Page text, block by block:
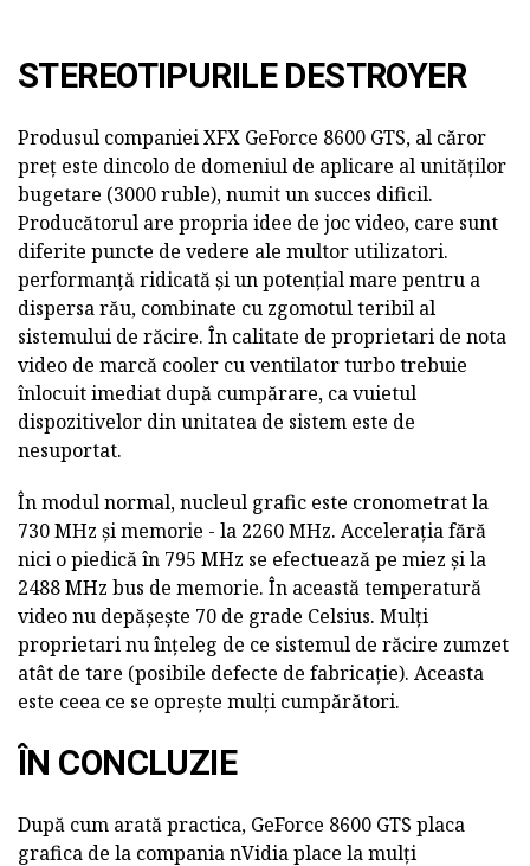
STEREOTIPURILE DESTROYER
Produsul companiei XFX GeForce 8600 GTS, al căror
preț este dincolo de domeniul de aplicare al unităților
bugetare (3000 ruble), numit un succes dificil.
Producătorul are propria idee de joc video, care sunt
diferite puncte de vedere ale multor utilizatori.
performanță ridicată și un potențial mare pentru a
dispersa rău, combinate cu zgomotul teribil al
sistemului de răcire. În calitate de proprietari de nota
video de marcă cooler cu ventilator turbo trebuie
înlocuit imediat după cumpărare, ca vuietul
dispozitivelor din unitatea de sistem este de
nesuportat.
În modul normal, nucleul grafic este cronometrat la
730 MHz și memorie - la 2260 MHz. Accelerația fără
nici o piedică în 795 MHz se efectuează pe miez și la
2488 MHz bus de memorie. În această temperatură
video nu depășește 70 de grade Celsius. Mulți
proprietari nu înțeleg de ce sistemul de răcire zumzet
atât de tare (posibile defecte de fabricație). Aceasta
este ceea ce se oprește mulți cumpărători.
ÎN CONCLUZIE
După cum arată practica, GeForce 8600 GTS placa
grafica de la compania nVidia place la mulți